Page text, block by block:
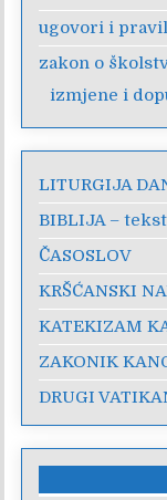
ugovori i
zakon o
izmjene i
LITURGIJA
BIBLIJA – tekst
ČASOSLOV
KRŠĆANSKI
KATEKIZAM
ZAKONIK
DRUGI